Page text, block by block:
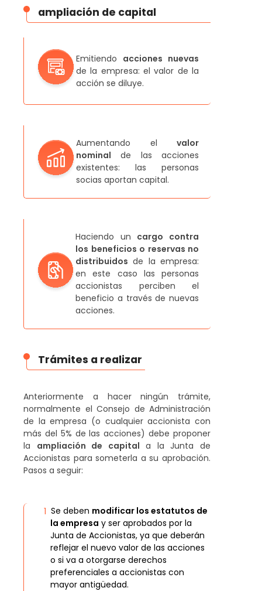
ampliación de capital
Emitiendo acciones nuevas
de la empresa: el valor de la
acción se diluye.
Aumentando el valor
nominal de las acciones
existentes: las personas
socias aportan capital.
Haciendo un cargo contra
los beneficios o reservas no
distribuidos de la empresa:
en este caso las personas
accionistas perciben el
beneficio a través de nuevas
acciones.
Trámites a realizar
Anteriormente a hacer ningún trámite,
normalmente el Consejo de Administración
de la empresa (o cualquier accionista con
más del 5% de las acciones) debe proponer
la ampliación de capital a la Junta de
Accionistas para someterla a su aprobación.
Pasos a seguir:
Se deben modificar los estatutos de
la empresa y ser aprobados por la
Junta de Accionistas, ya que deberán
reflejar el nuevo valor de las acciones
o si va a otorgarse derechos
preferenciales a accionistas con
mayor antigüedad.